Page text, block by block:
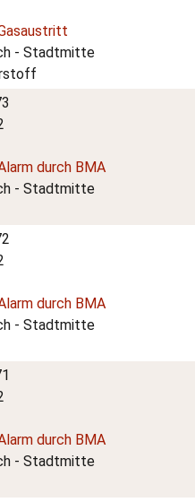
- Stadtmitte
durch BMA
- Stadtmitte
durch BMA
- Stadtmitte
durch BMA
- Stadtmitte